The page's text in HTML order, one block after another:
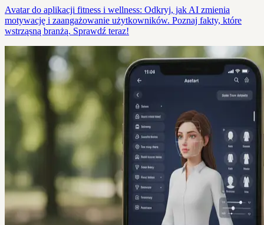
Avatar do aplikacji fitness i wellness: Odkryj, jak AI zmienia
motywację i zaangażowanie użytkowników. Poznaj fakty, które
wstrząsną branżą. Sprawdź teraz!